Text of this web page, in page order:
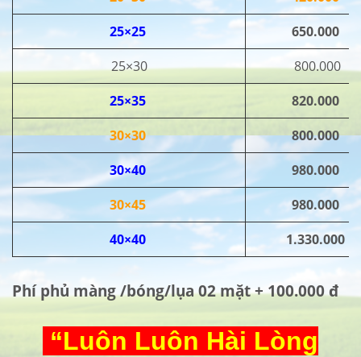
25×25
650.000
25×30
800.000
25×35
820.000
30×30
800.000
30×40
980.000
30×45
980.000
40×40
1.330.000
Phí phủ màng /bóng/lụa 02 mặt + 100.000 đ
“Luôn Luôn Hài Lòng